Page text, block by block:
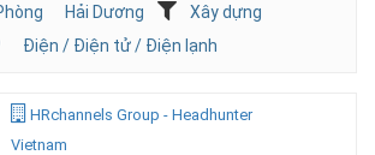
Hải Dương
Xây dựng
Điện / Điện tử / Điện lạnh
HRchannels Group - Headhunter
Vietnam